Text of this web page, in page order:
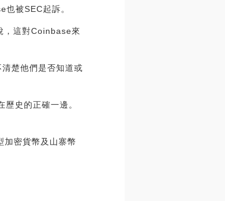
被SEC起訴。
，這對Coinbase來
楚他們是否知道或
史的正確一邊。
加密貨幣及山寨幣